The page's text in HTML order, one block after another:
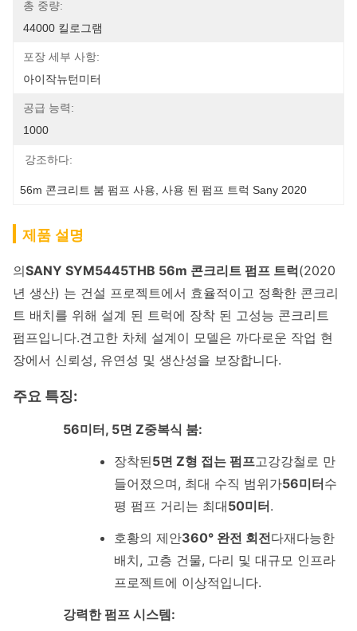
총 중량:
44000 킬로그램
포장 세부 사항:
아이작뉴턴미터
공급 능력:
1000
강조하다:
56m 콘크리트 붐 펌프 사용 사용 된 펌프 트럭 Sany 2020
제품 설명
의SANY SYM5445THB 56m 콘크리트 펌프 트럭(2020
년 생산) 는 건설 프로젝트에서 효율적이고 정확한 콘크리
트 배치를 위해 설계 된 트럭에 장착 된 고성능 콘크리트
펌프입니다.견고한 차체 설계이 모델은 까다로운 작업 현
장에서 신뢰성, 유연성 및 생산성을 보장합니다.
주요 특징:
56미터, 5면 Z중복식 붐:
장착된5면 Z형 접는 펌프고강강철로 만
들어졌으며, 최대 수직 범위가56미터수
평 펌프 거리는 최대50미터.
호황의 제안360° 완전 회전다재다능한
배치, 고층 건물, 다리 및 대규모 인프라
프로젝트에 이상적입니다.
강력한 펌프 시스템: